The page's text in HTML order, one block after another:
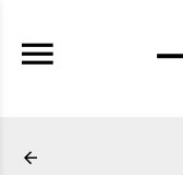
ALLER